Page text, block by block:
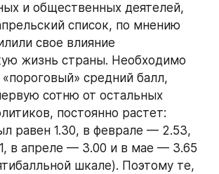
и общественных деятелей,
список, по мнению
свое влияние
жизнь страны. Необходимо
средний балл,
сотню от остальных
постоянно растет:
равен 1.30, в феврале — 2.53,
в апреле — 3.00 и в мае — 3.65
шкале). Поэтому те,